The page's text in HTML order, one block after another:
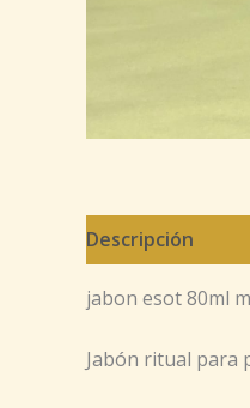
Descripción
jabon esot 80ml
Jabón ritual para